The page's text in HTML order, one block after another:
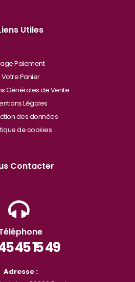
Utiles
Paiement
Votre Panier
Générales de Vente
Légales
des données
de cookies
Contacter
45 15 49
Adresse :